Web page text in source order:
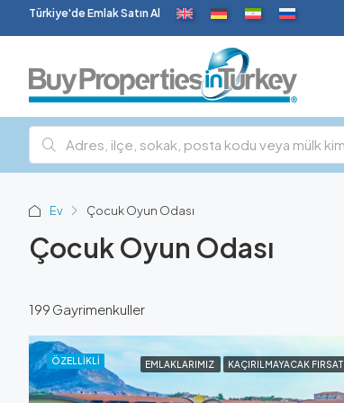
Türkiye'de Emlak Satın Al
Ev Çocuk Oyun Odası
Çocuk Oyun Odası
199 Gayrimenkuller
ÖZELLIKLI EMLAKLARIMIZ KAÇIRILMAYACAK FIRSAT